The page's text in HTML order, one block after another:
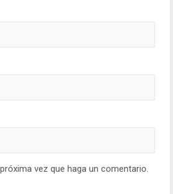
vez que haga un comentario.